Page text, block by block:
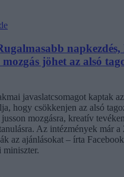
napkezdés,
mozgás jöhet az alsó
javaslatcsomagot kaptak
hogy csökkenjen az alsó
mozgásra, kreatív
Az intézmények már a
az ajánlásokat – írta
miniszter.